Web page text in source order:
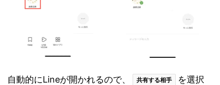
自動的にLineが開かれるので、 共有する相手
を選択